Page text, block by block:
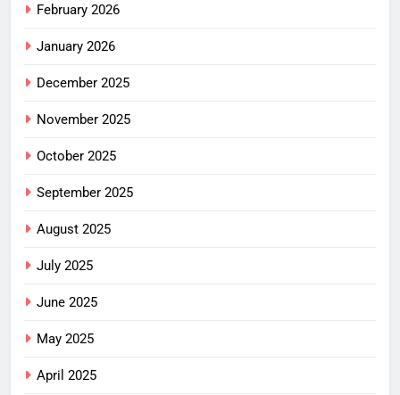
February 2026
January 2026
December 2025
November 2025
October 2025
September 2025
August 2025
July 2025
June 2025
May 2025
April 2025